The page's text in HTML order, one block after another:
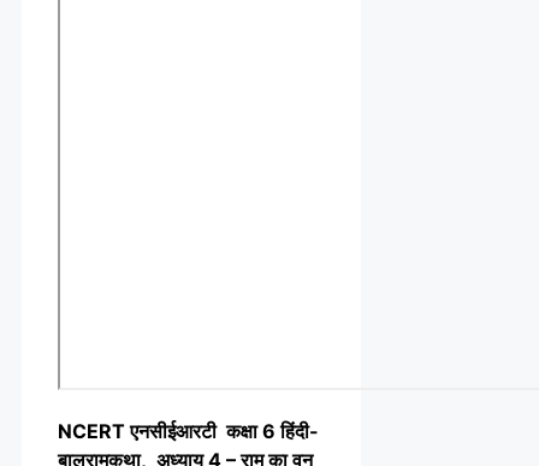
NCERT एनसीईआरटी कक्षा 6 हिंदी-
बालरामकथा, अध्याय 4 – राम का वन